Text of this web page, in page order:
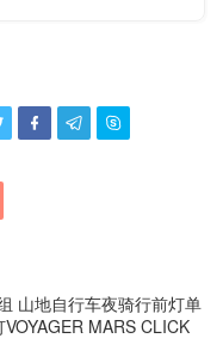
  
山地自行车夜骑行前灯单
MARS CLICK